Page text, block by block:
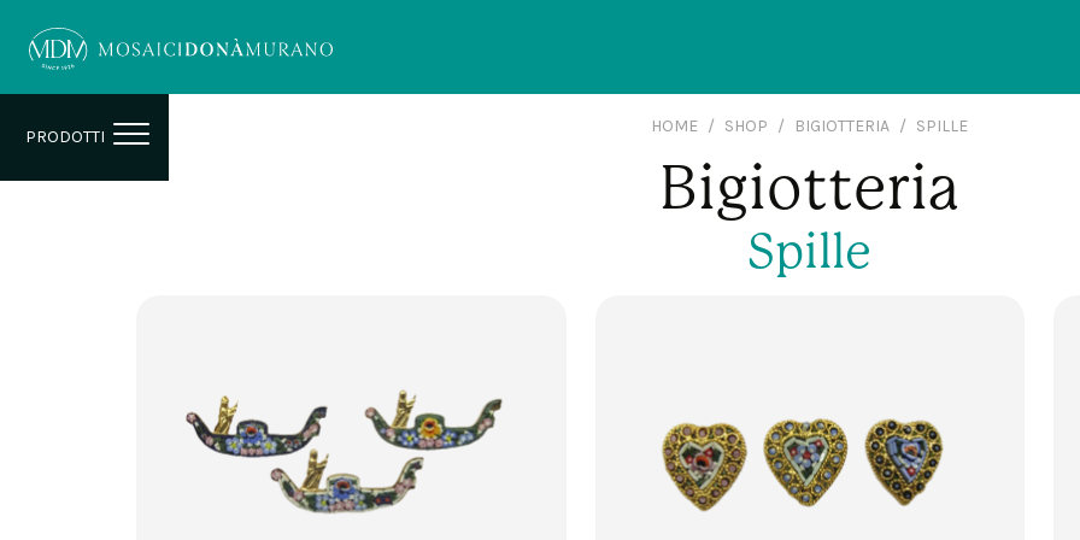
PRODOTTI
HOME SHOP BIGIOTTERIA SPILLE
Bigiotteria
Spille